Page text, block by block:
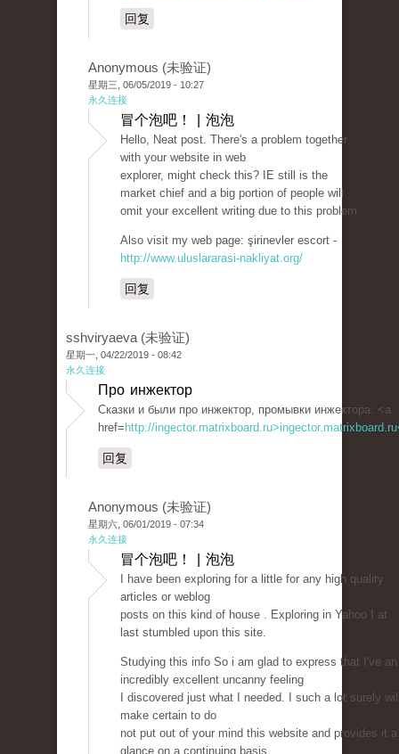
回复
Anonymous (未验证)
星期三, 06/05/2019 - 10:27
永久连接
冒个泡吧！ | 泡泡
Hello, Neat post. There's a problem together
with your website in web
explorer, might check this? IE still is the
market chief and a big portion of people will
omit your excellent writing due to this problem.
Also visit my web page: şirinevler escort -
http://www.uluslararasi-nakliyat.org/
回复
sshviryaeva (未验证)
星期一, 04/22/2019 - 08:42
永久连接
Про инжектор
Сказки и были про инжектор, промывки инжектора. <a
href= http://
回复
Anonymous (未验证)
星期六, 06/01/2019 - 07:34
永久连接
冒个泡吧！ | 泡泡
I have been exploring for a little for any high quality
articles or weblog
posts on this kind of house . Exploring in Yahoo I at
last stumbled upon this site.
Studying this info So i am glad to express that I've an
incredibly excellent uncanny feeling
I discovered just what I needed. I such a lot surely
make certain to do
not put out of your mind this website and provides it a
glance on a continuing basis.